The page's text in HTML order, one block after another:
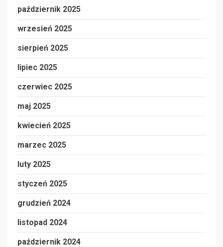
październik 2025
wrzesień 2025
sierpień 2025
lipiec 2025
czerwiec 2025
maj 2025
kwiecień 2025
marzec 2025
luty 2025
styczeń 2025
grudzień 2024
listopad 2024
październik 2024